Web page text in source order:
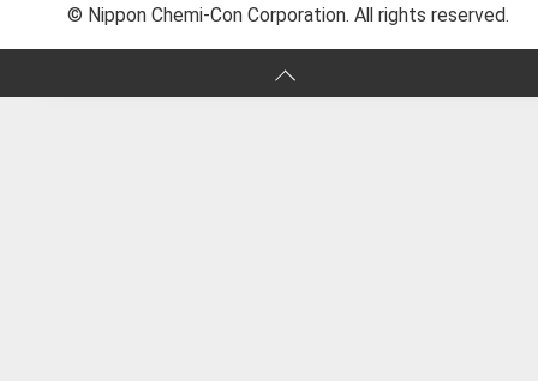
© Nippon Chemi-Con Corporation. All rights reserved.